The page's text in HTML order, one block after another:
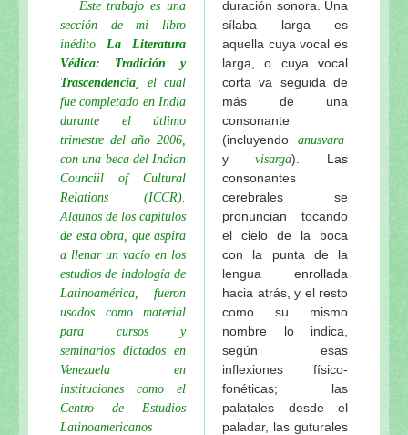
Mahaprabhu en Sri Gambhira de Visuddha-sattva
Tres troncos de madera de Visuddha-sattva Das
Sri Ksetra-dhama de Visuddha-sattva Das
El amoroso pasatiempo del Señor Jagannatha de
El templo del Señor Jagannatha y el Gaura-lila en
El pasatiempo del “cambio de cuerpo” del Señor
Nabhi-Brahma: La “fuerza vital” del Señor
Los pasatiempos de Sri Gauranga en el Ratha-
Ratha-yatra-guhyam-rahasya: El significado
Continuación: Los nuevos carros del Señor
El festival del Ratha-yatra y el Jagannatha-lila de
Las gentiles y sabias palabras del actual rey de
Los pujaris del Señor Jagannatha y el origen del
El maha-prasadam del Señor Jagannatha y una
Los festivales del Señor Jagannatha de Visuddha-
La especialidad del baile de Sriman Mahaprabhu
El amoroso pasatiempo del Señor Jagannatha de
Sri Sri Jagannatha-deva-stavah, por Sri Sanatana
Visuddha-sattva Das - INDICE de NOTAS
Este trabajo es una
sección de mi libro
inédito La Literatura
Védica: Tradición y
Trascendencia¸
el cual
fue completado en India
durante el útlimo
trimestre del año 2006,
con una beca del Indian
Counciil of Cultural
Relations (ICCR).
Algunos de los capítulos
de esta obra, que aspira
a llenar un vacío en los
estudios de indología de
Latinoamérica, fueron
usados como material
para cursos y
seminarios dictados en
Venezuela en
instituciones como el
Centro de Estudios
Latinoamericanos
duración sonora. Una
sílaba larga es
aquella cuya vocal es
larga, o cuya vocal
corta va seguida de
más de una
consonante
(incluyendo anusvara
y visarga). Las
consonantes
cerebrales se
pronuncian tocando
el cielo de la boca
con la punta de la
lengua enrollada
hacia atrás, y el resto
como su mismo
nombre lo indica,
según esas
inflexiones físico-
fonéticas; las
palatales desde el
paladar, las guturales